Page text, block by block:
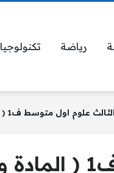
رياضة تكنولوجيا
اول متوسط ف1 ( المادة وتغيراتها )
)